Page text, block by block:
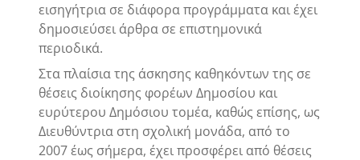
εισηγήτρια σε διάφορα προγράμματα και έχει
δημοσιεύσει άρθρα σε επιστημονικά
περιοδικά.
Στα πλαίσια της άσκησης καθηκόντων της σε
θέσεις διοίκησης φορέων Δημοσίου και
ευρύτερου Δημόσιου τομέα, καθώς επίσης, ως
Διευθύντρια στη σχολική μονάδα, από το
2007 έως σήμερα, έχει προσφέρει από θέσεις